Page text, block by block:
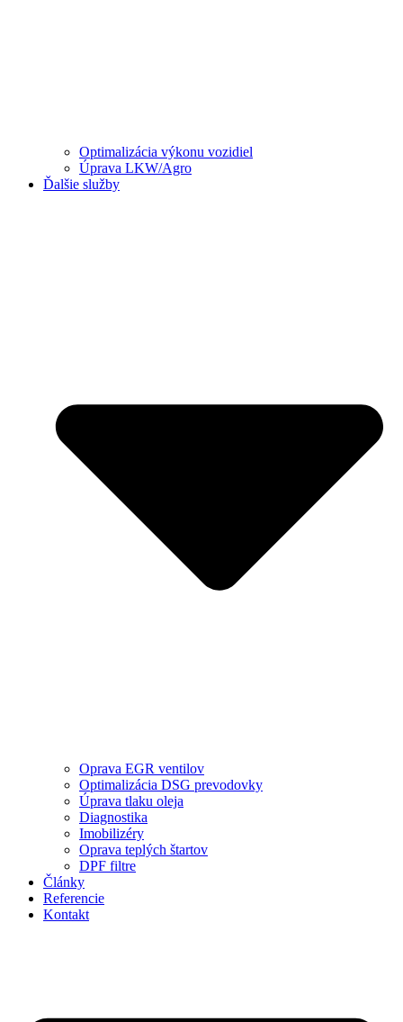
Optimalizácia výkonu vozidiel
Úprava LKW/Agro
Ďalšie služby
Oprava EGR ventilov
Optimalizácia DSG prevodovky
Úprava tlaku oleja
Diagnostika
Imobilizéry
Oprava teplých štartov
DPF filtre
Články
Referencie
Kontakt